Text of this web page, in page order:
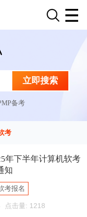
立即搜索
备考
考
年下半年计算机软考
知
考报名
点击量: 1218